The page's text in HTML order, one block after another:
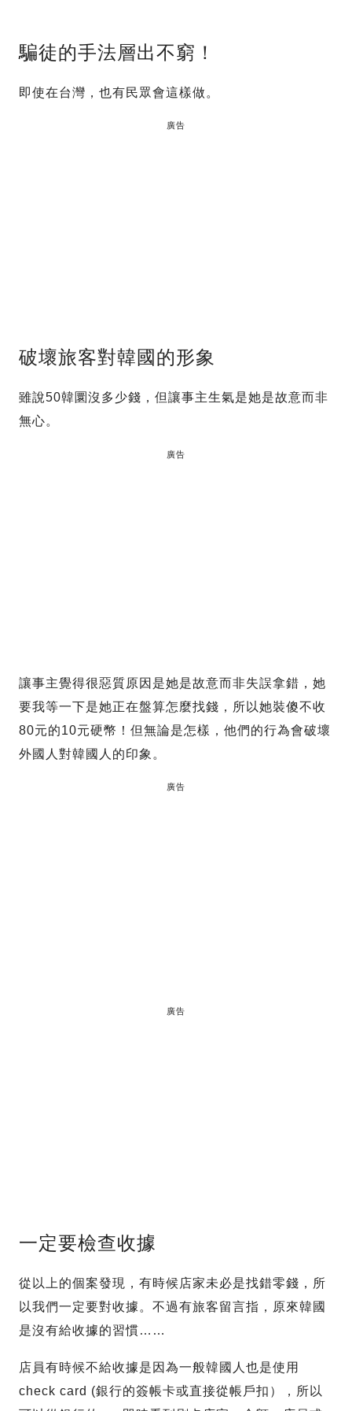
騙徒的手法層出不窮！
即使在台灣，也有民眾會這樣做。
廣告
破壞旅客對韓國的形象
雖說50韓圜沒多少錢，但讓事主生氣是她是故意而非
無心。
廣告
讓事主覺得很惡質原因是她是故意而非失誤拿錯，她
要我等一下是她正在盤算怎麼找錢，所以她裝傻不收
80元的10元硬幣！但無論是怎樣，他們的行為會破壞
外國人對韓國人的印象。
廣告
廣告
一定要檢查收據
從以上的個案發現，有時候店家未必是找錯零錢，所
以我們一定要對收據。不過有旅客留言指，原來韓國
是沒有給收據的習慣……
店員有時候不給收據是因為一般韓國人也是使用
check card (銀行的簽帳卡或直接從帳戶扣），所以